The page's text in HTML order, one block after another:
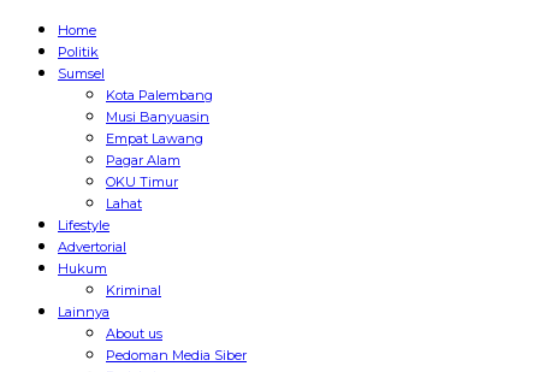
Home
Politik
Sumsel
Kota Palembang
Musi Banyuasin
Empat Lawang
Pagar Alam
OKU Timur
Lahat
Lifestyle
Advertorial
Hukum
Kriminal
Lainnya
About us
Pedoman Media Siber